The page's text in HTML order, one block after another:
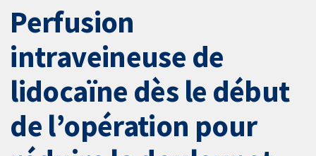
Perfusion
intraveineuse de
lidocaïne dès le début
de l’opération pour